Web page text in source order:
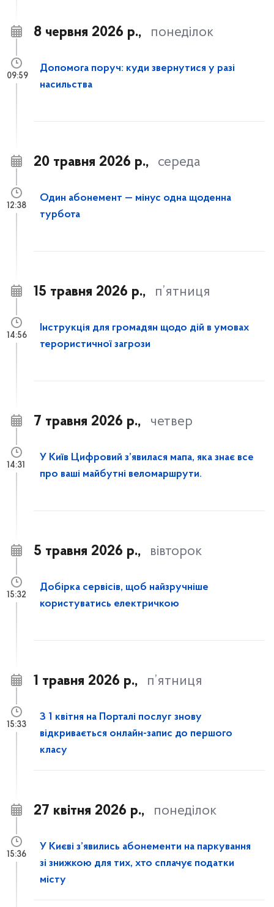
8 червня 2026 р., понеділок
Допомога поруч: куди звернутися у разі
насильства
09:59
20 травня 2026 р., середа
Один абонемент — мінус одна щоденна
турбота
12:38
15 травня 2026 р., п’ятниця
Інструкція для громадян щодо дій в умовах
терористичної загрози
14:56
7 травня 2026 р., четвер
У Київ Цифровий з’явилася мапа, яка знає все
про ваші майбутні веломаршрути.
14:31
5 травня 2026 р., вівторок
Добірка сервісів, щоб найзручніше
користуватись електричкою
15:32
1 травня 2026 р., п’ятниця
З 1 квітня на Порталі послуг знову
відкривається онлайн-запис до першого
класу
15:33
27 квітня 2026 р., понеділок
У Києві з’явились абонементи на паркування
зі знижкою для тих, хто сплачує податки
місту
15:36